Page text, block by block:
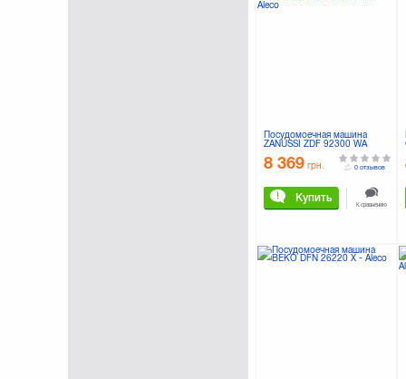
Посудомоечная машина
ZANUSSI ZDF 92300 WA
8 369 грн.
Купить
0 отзывов
К сравнению